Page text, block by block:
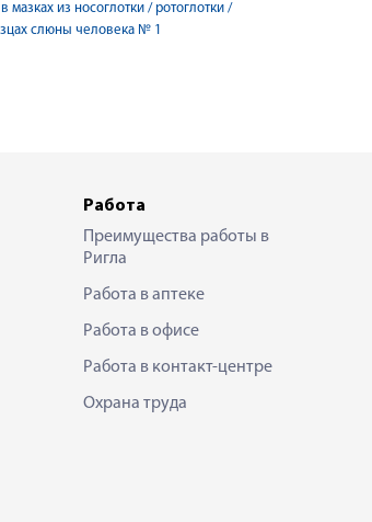
мазках из носоглотки / ротоглотки /
слюны человека № 1
Работа
Преимущества работы в
Ригла
Работа в аптеке
Работа в офисе
Работа в контакт-центре
Охрана труда